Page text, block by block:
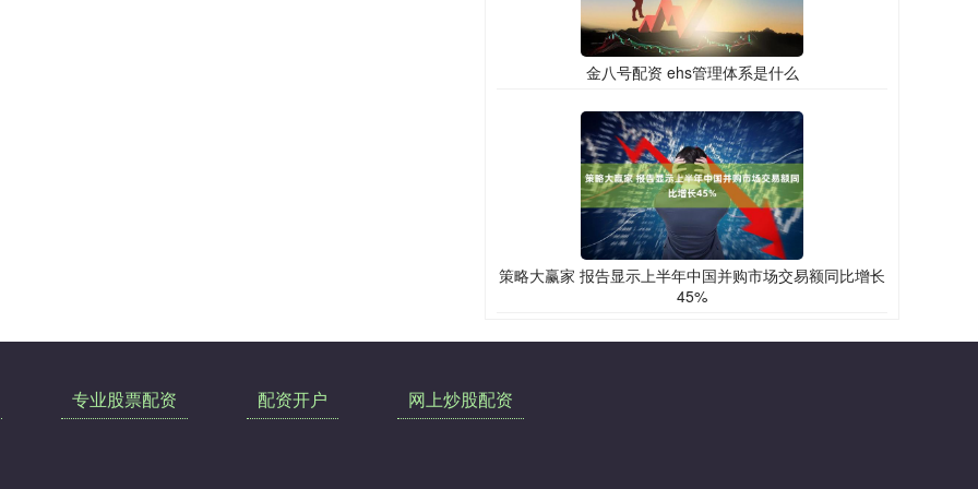
金八号配资 ehs管理体系是什么
策略大赢家 报告显示上半年中国并购市场交易额同比增长
45%
专业股票配资 配资开户 网上炒股配资